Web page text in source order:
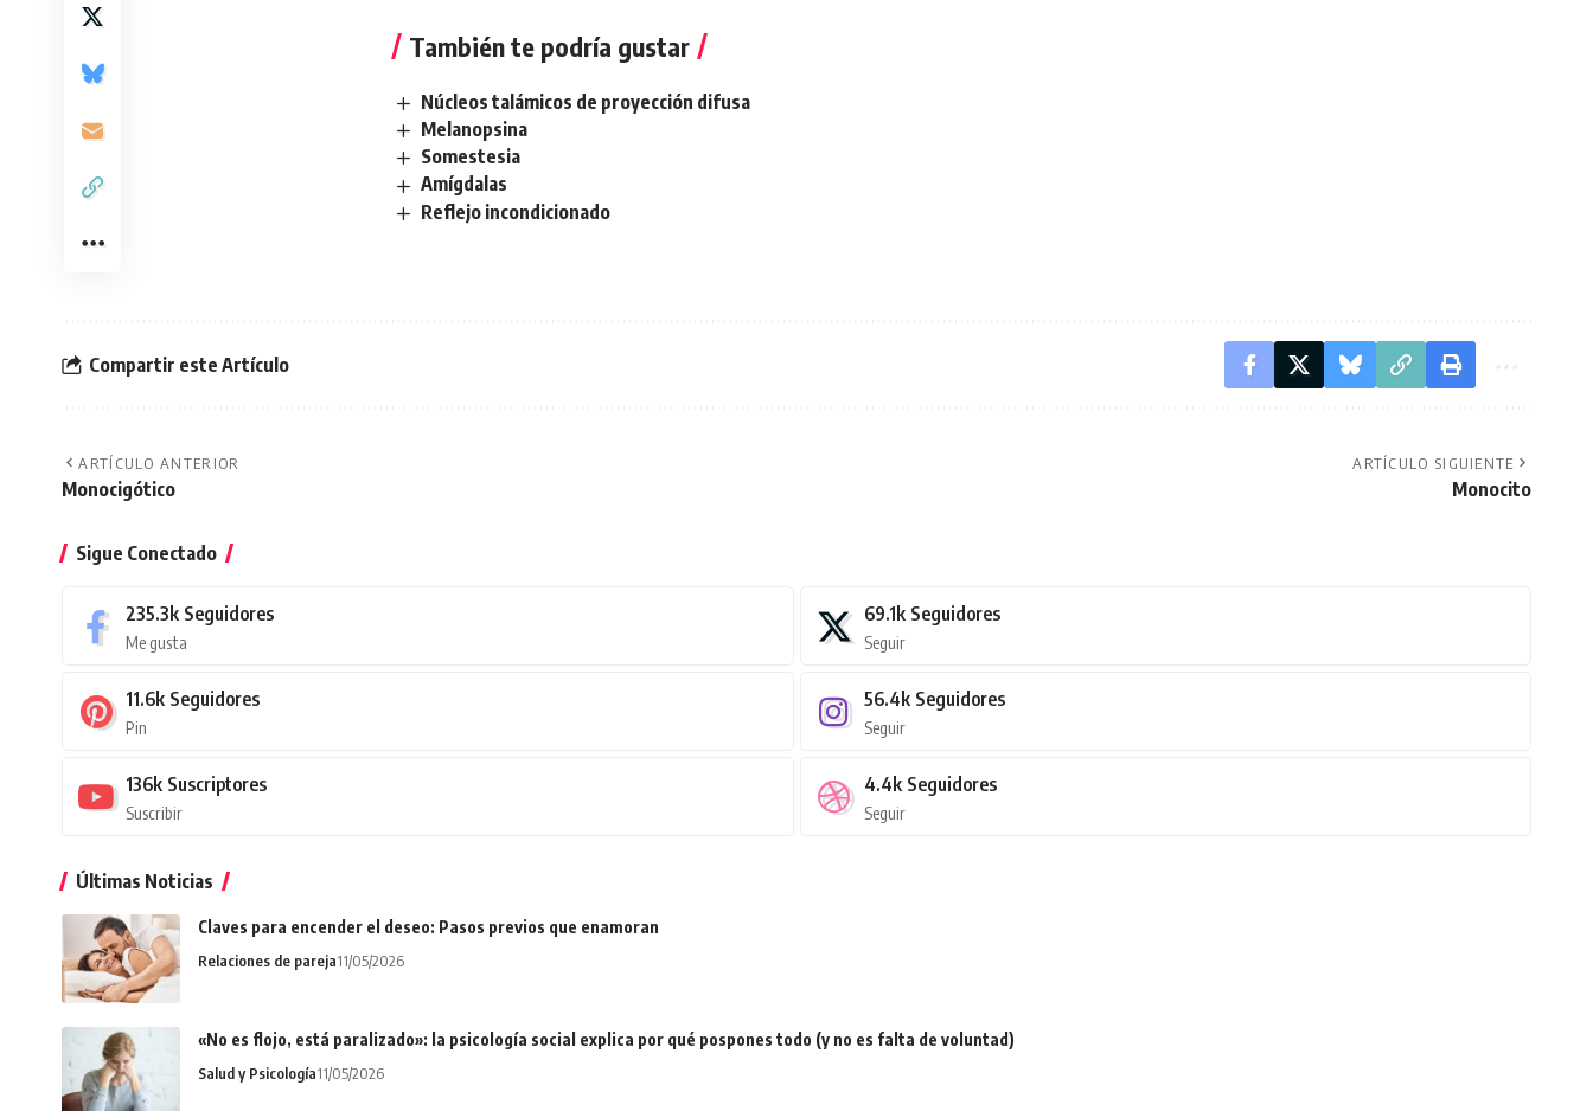
También te podría gustar
Núcleos talámicos de proyección difusa
Melanopsina
Somestesia
Amígdalas
Reflejo incondicionado
Compartir este Artículo
ARTÍCULO ANTERIOR
Monocigótico
ARTÍCULO SIGUIENTE
Monocito
Sigue Conectado
235.3k Seguidores
Me gusta
69.1k Seguidores
Seguir
11.6k Seguidores
Pin
56.4k Seguidores
Seguir
136k Suscriptores
Suscribir
4.4k Seguidores
Seguir
Últimas Noticias
Claves para encender el deseo: Pasos previos que enamoran
Relaciones de pareja11/05/2026
«No es flojo, está paralizado»: la psicología social explica por qué pospones todo (y no es falta de voluntad)
Salud y Psicología11/05/2026